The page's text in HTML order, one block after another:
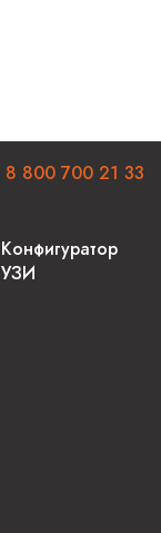
Конфигуратор
УЗИ
8 800 700 21 33